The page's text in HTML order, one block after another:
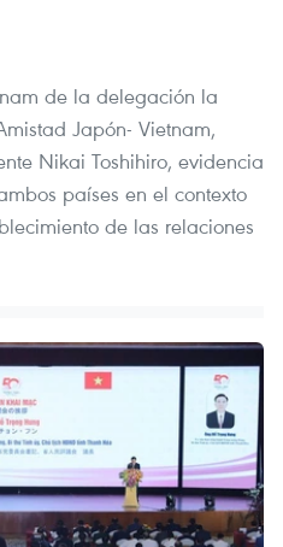
de la delegación la
Japón- Vietnam,
Nikai Toshihiro, evidencia
países en el contexto
de las relaciones